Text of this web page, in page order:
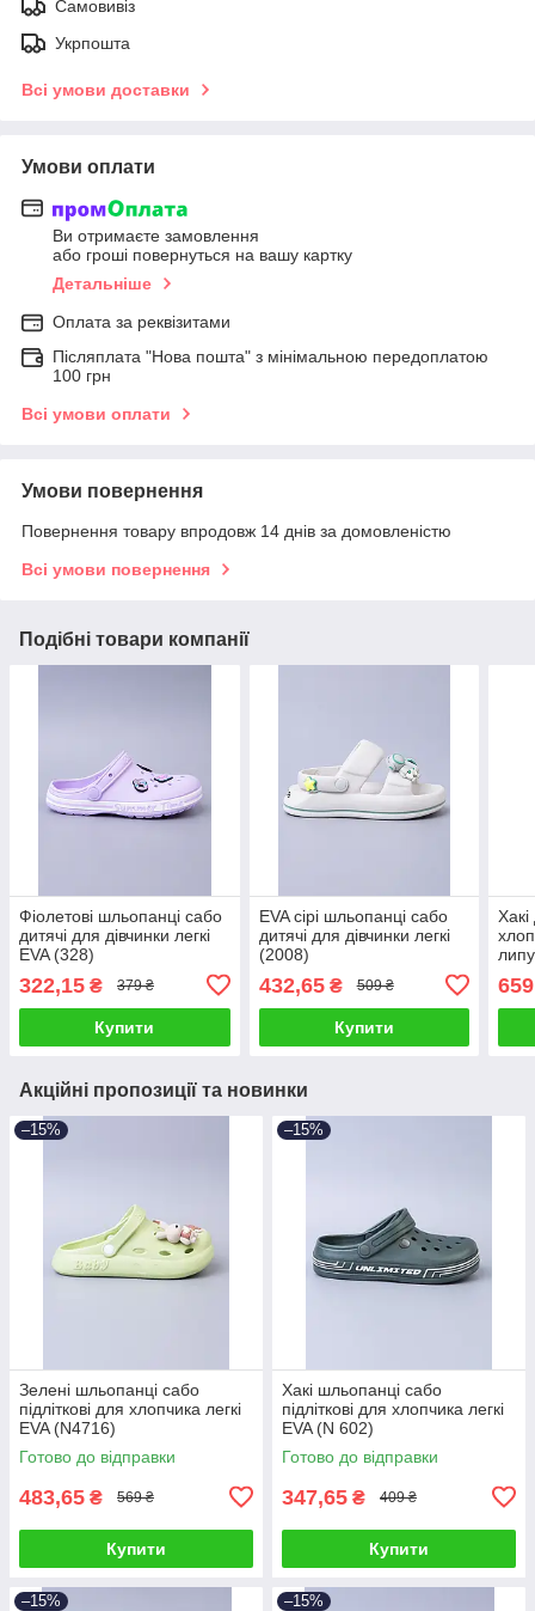
Самовивіз
Укрпошта
Всі умови доставки
Умови оплати
Ви отримаєте замовлення
або гроші повернуться на вашу картку
Детальніше
Оплата за реквізитами
Післяплата "Нова пошта" з мінімальною передоплатою
100 грн
Всі умови оплати
Умови повернення
Повернення товару впродовж 14 днів за домовленістю
Всі умови повернення
Подібні товари компанії
Фіолетові шльопанці сабо
дитячі для дівчинки легкі
EVA (328)
322,15 ₴ 379 ₴
Купити
EVA сірі шльопанці сабо
дитячі для дівчинки легкі
(2008)
432,65₴ 509 ₴
Купити
Акційні пропозиції та новинки
–15%
Зелені шльопанці сабо
підліткові для хлопчика легкі
EVA (N4716)
Готово до відправки
483,65 ₴ 569 ₴
Купити
–15%
Хакі шльопанці сабо
підліткові для хлопчика легкі
EVA (N 602)
Готово до відправки
347,65 ₴ 409 ₴
Купити
–15% –15%